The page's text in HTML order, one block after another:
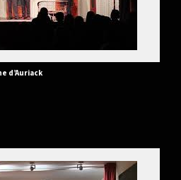
d’Auriack